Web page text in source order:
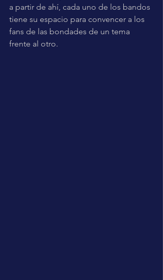
a partir de ahí, cada uno de los bandos
tiene su espacio para convencer a los
fans de las bondades de un tema
frente al otro.